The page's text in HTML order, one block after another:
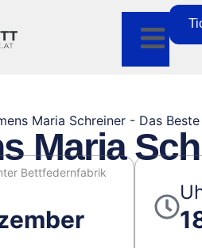
Maria Schreiner - Das
Maria
Bettfedernfabrik